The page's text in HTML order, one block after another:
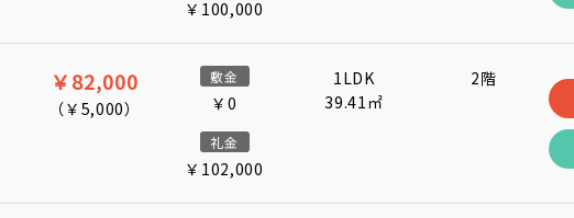
￥100,000
￥82,000
（￥5,000）
敷金
￥0
礼金
￥102,000
1LDK
39.41㎡
2階